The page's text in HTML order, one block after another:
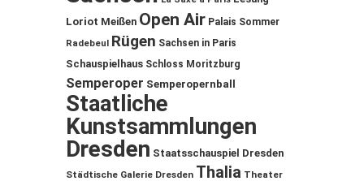
Loriot Meißen Open Air Palais Sommer
Radebeul Rügen Sachsen in Paris
Schauspielhaus Schloss Moritzburg
Semperoper Semperopernball
Staatliche
Kunstsammlungen
Dresden Staatsschauspiel Dresden
Städtische Galerie Dresden Thalia Theater